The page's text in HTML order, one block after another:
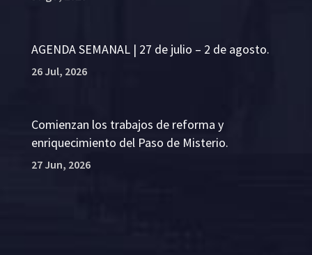
AGENDA SEMANAL | 27 de julio – 2 de agosto.
26 Jul, 2026
Comienzan los trabajos de reforma y
enriquecimiento del Paso de Misterio.
27 Jun, 2026